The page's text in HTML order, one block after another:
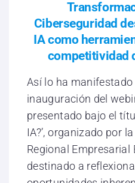
Ciberseguridad
IA como
competitividad
Así lo ha
inauguración del
presentado bajo el
IA?’, organizado por
Regional Empresarial
destinado a